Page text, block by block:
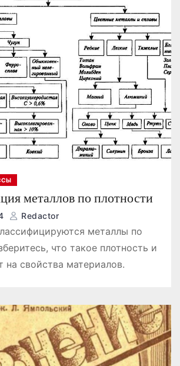
металлов по плотности
Redactor
металлы по
что такое плотность и
на свойства материалов.